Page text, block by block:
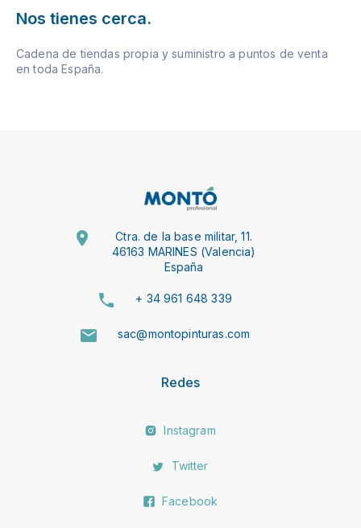
Nos tienes cerca.
Cadena de tiendas propia y suministro a puntos de venta
en toda España.
Ctra. de la base militar, 11.
46163 MARINES (Valencia)
España
+ 34 961 648 339
sac@montopinturas.com
Redes
Instagram
Twitter
Facebook